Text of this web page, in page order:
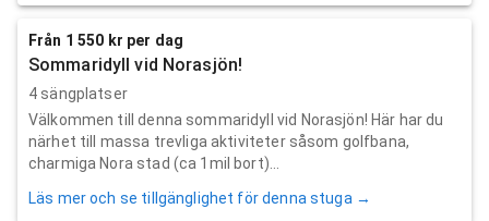
Från 1 550 kr per dag
Sommaridyll vid Norasjön!
4 sängplatser
Välkommen till denna sommaridyll vid Norasjön! Här har du
närhet till massa trevliga aktiviteter såsom golfbana,
charmiga Nora stad (ca 1mil bort)...
Läs mer och se tillgänglighet för denna stuga →